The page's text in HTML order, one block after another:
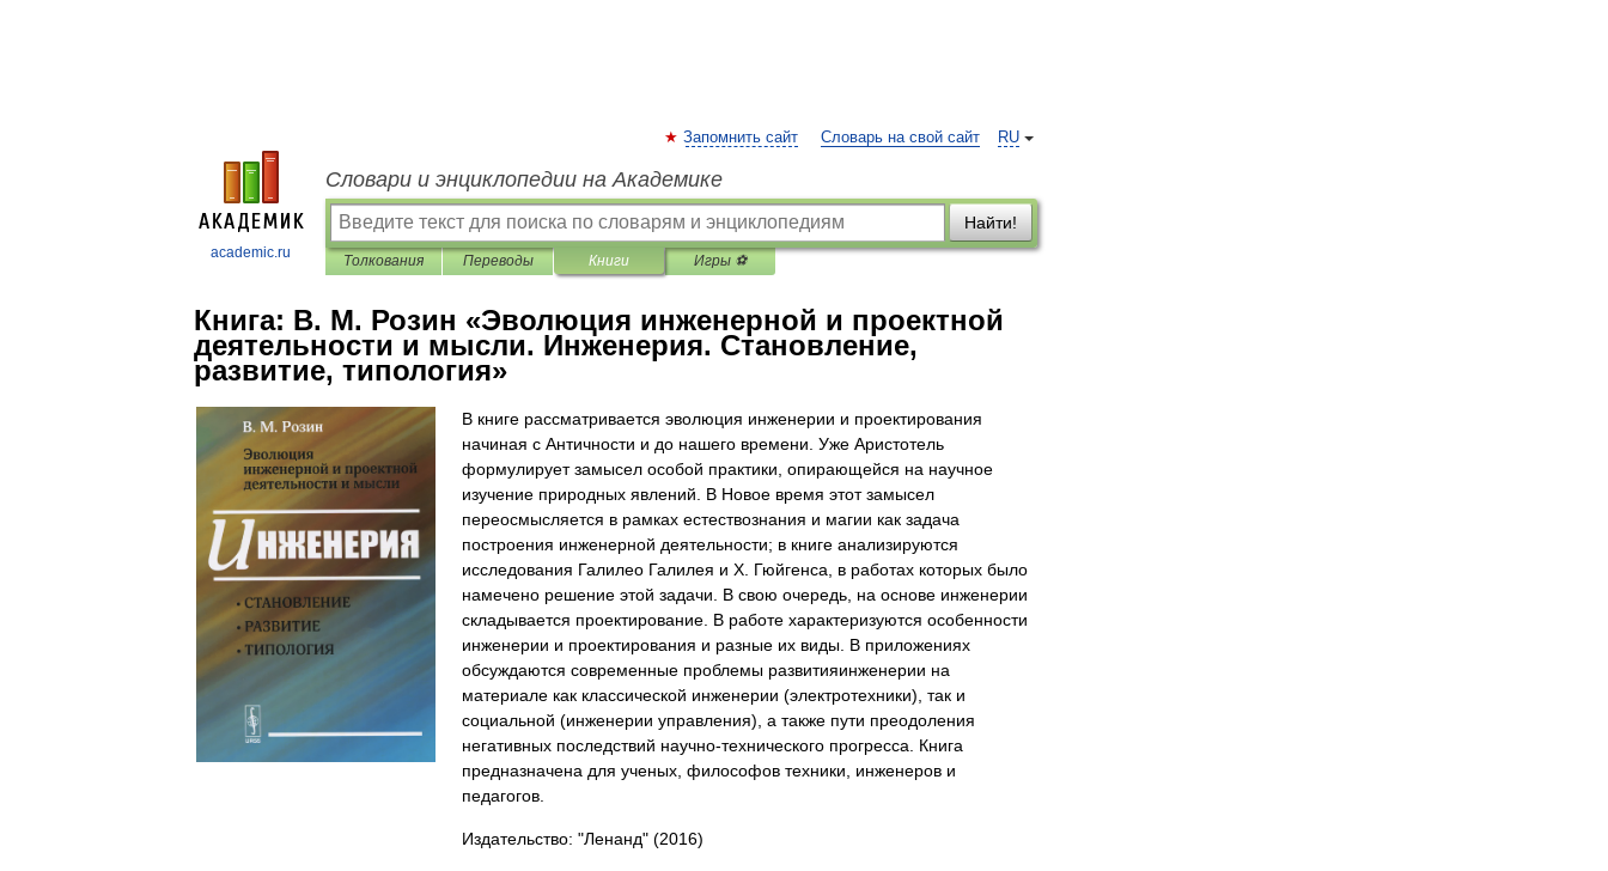
academic.ru
RU
Запомнить сайт Словарь на свой сайт
Словари и энциклопедии на Академике
Найти!
Толкования Переводы Книги Игры ⚽
Книга: В. М. Розин «Эволюция инженерной и проектной
деятельности и мысли. Инженерия. Становление,
развитие, типология»
В книге рассматривается эволюция инженерии и проектирования
начиная с Античности и до нашего времени. Уже Аристотель
формулирует замысел особой практики, опирающейся на научное
изучение природных явлений. В Новое время этот замысел
переосмысляется в рамках естествознания и магии как задача
построения инженерной деятельности; в книге анализируются
исследования Галилео Галилея и X. Гюйгенса, в работах которых было
намечено решение этой задачи. В свою очередь, на основе инженерии
складывается проектирование. В работе характеризуются особенности
инженерии и проектирования и разные их виды. В приложениях
обсуждаются современные проблемы развитияинженерии на
материале как классической инженерии (электротехники), так и
социальной (инженерии управления), а также пути преодоления
негативных последствий научно-технического прогресса. Книга
предназначена для ученых, философов техники, инженеров и
педагогов.
Издательство: "Ленанд" (2016)